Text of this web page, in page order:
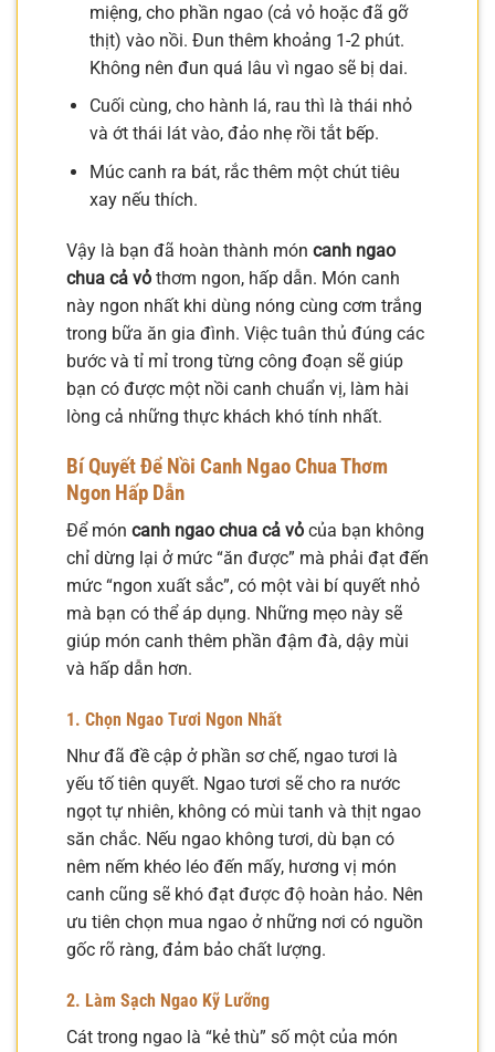
miệng, cho phần ngao (cả vỏ hoặc đã gỡ
thịt) vào nồi. Đun thêm khoảng 1-2 phút.
Không nên đun quá lâu vì ngao sẽ bị dai.
Cuối cùng, cho hành lá, rau thì là thái nhỏ
và ớt thái lát vào, đảo nhẹ rồi tắt bếp.
Múc canh ra bát, rắc thêm một chút tiêu
xay nếu thích.
Vậy là bạn đã hoàn thành món canh ngao
chua cả vỏ thơm ngon, hấp dẫn. Món canh
này ngon nhất khi dùng nóng cùng cơm trắng
trong bữa ăn gia đình. Việc tuân thủ đúng các
bước và tỉ mỉ trong từng công đoạn sẽ giúp
bạn có được một nồi canh chuẩn vị, làm hài
lòng cả những thực khách khó tính nhất.
Bí Quyết Để Nồi Canh Ngao Chua Thơm
Ngon Hấp Dẫn
Để món canh ngao chua cả vỏ của bạn không
chỉ dừng lại ở mức “ăn được” mà phải đạt đến
mức “ngon xuất sắc”, có một vài bí quyết nhỏ
mà bạn có thể áp dụng. Những mẹo này sẽ
giúp món canh thêm phần đậm đà, dậy mùi
và hấp dẫn hơn.
1. Chọn Ngao Tươi Ngon Nhất
Như đã đề cập ở phần sơ chế, ngao tươi là
yếu tố tiên quyết. Ngao tươi sẽ cho ra nước
ngọt tự nhiên, không có mùi tanh và thịt ngao
săn chắc. Nếu ngao không tươi, dù bạn có
nêm nếm khéo léo đến mấy, hương vị món
canh cũng sẽ khó đạt được độ hoàn hảo. Nên
ưu tiên chọn mua ngao ở những nơi có nguồn
gốc rõ ràng, đảm bảo chất lượng.
2. Làm Sạch Ngao Kỹ Lưỡng
Cát trong ngao là “kẻ thù” số một của món